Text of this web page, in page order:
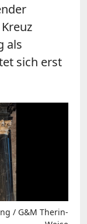
als
sich erst
/ G&M Therin-